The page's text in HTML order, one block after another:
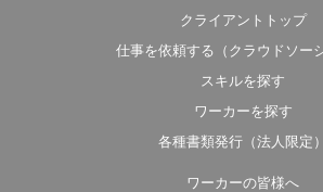
クライアントトップ
仕事を依頼する（クラウドソー
スキルを探す
ワーカーを探す
各種書類発行（法人限定）
ワーカーの皆様へ